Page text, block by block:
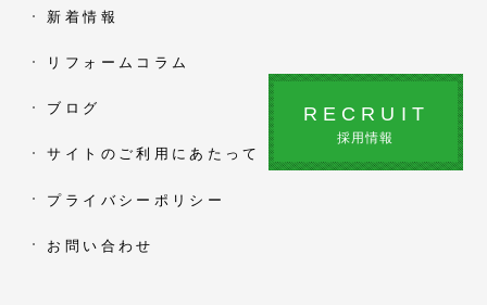
新着情報
リフォームコラム
ブログ
サイトのご利用にあたって
プライバシーポリシー
お問い合わせ
RECRUIT
採用情報